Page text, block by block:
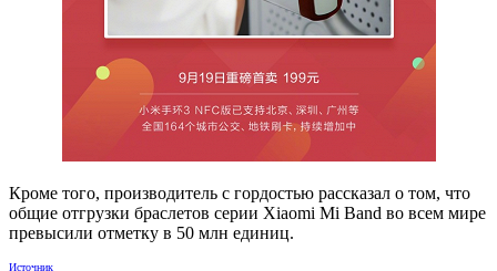
Кроме того, производитель с гордостью рассказал о том, что
общие отгрузки браслетов серии Xiaomi Mi Band во всем мире
превысили отметку в 50 млн единиц.
Источник